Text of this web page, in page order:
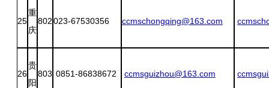
25
重
庆
802023-67530356 ccmschongqing@163.com
26
贵
阳
803 0851-86838672 ccmsguizhou@163.com